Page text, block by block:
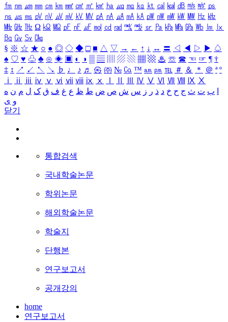
㎙ ㎚ ㎛ ㎜ ㎝ ㎞ ㎟ ㎠ ㎡ ㎢ ㏊ ㎍ ㎎ ㎏ ㏏ ㎈ ㎉ ㏈ ㎧ ㎨ ㎰
㎱ ㎲ ㎳ ㎴ ㎵ ㎶ ㎷ ㎸ ㎹ ㎀ ㎁ ㎂ ㎃ ㎄ ㎺ ㎻ ㎽ ㎾ ㎿ ㎐ ㎑
㎒ ㎓ ㎔ Ω ㏀ ㏁ ㎊ ㎋ ㎌ ㏖ ㏅ ㎭ ㎮ ㎯ ㏛ ㎩ ㎪ ㎫ ㎬ ㏝ ㏐
㏓
㏃ ㏉ ㏜ ㏆
§ ※ ☆ ★ ○ ● ◎ ◇ ◆ □ ■ △ ▽ → ← ↑ ↓ ↔ 〓 ◁ ◀ ▷ ▶ ♤
♠ ♡ ♥ ♧ ♣ ⊙ ◈ ▣ ◐ ◑ ▒ ▤ ▨ ▧ ▦ ▩ ♨ ☏ ☎ ☜ ☞ ¶ †
‡ ↕ ↗ ↙ ↖ ↘ ♭ ♩ ♪ ♬ ㉿ ㈜ № ㏇ ™ ㏂ ㏘ ℡ ＃ ＆ ＊ ＠ ª º
ⅰ
ⅱ ⅲ ⅳ ⅴ ⅵ ⅶ ⅷ ⅸ ⅹ Ⅳ Ⅴ Ⅵ Ⅶ Ⅷ Ⅸ Ⅹ
ب ت ث ج ح خ د ذ ر ز س ش ص ض ط ظ ع غ ف ق ک ل م ن ه
و ی
닫기
통합검색
국내학술논문
학위논문
해외학술논문
학술지
단행본
연구보고서
공개강의
home
연구보고서